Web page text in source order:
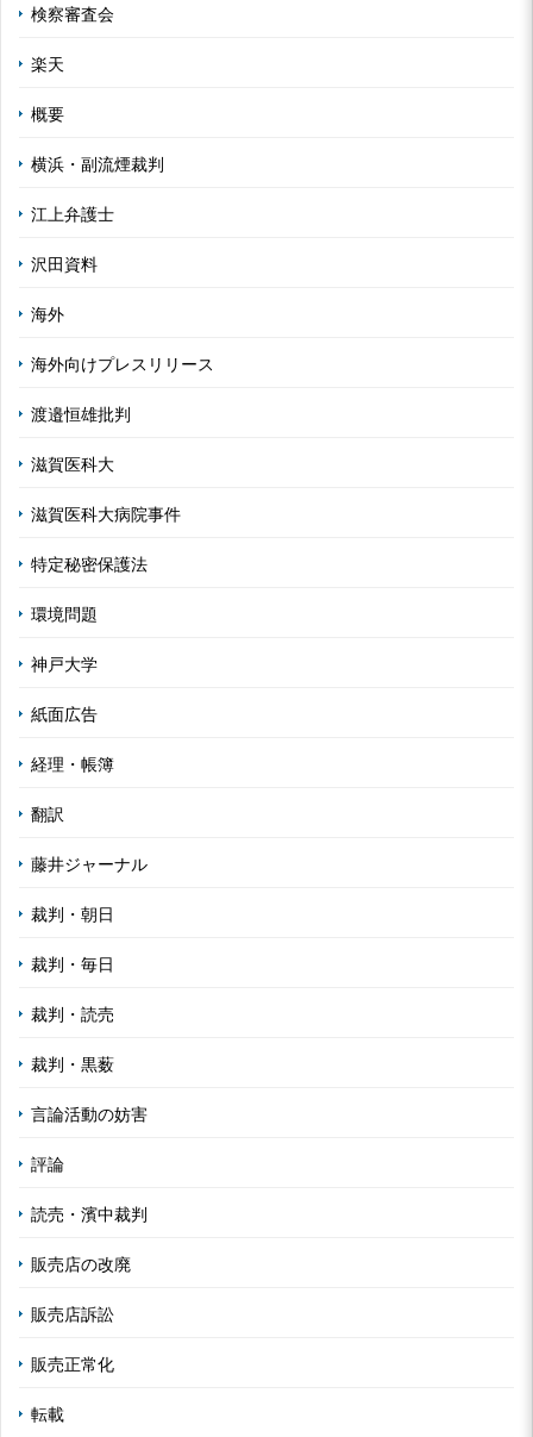
検察審査会
楽天
概要
横浜・副流煙裁判
江上弁護士
沢田資料
海外
海外向けプレスリリース
渡邉恒雄批判
滋賀医科大
滋賀医科大病院事件
特定秘密保護法
環境問題
神戸大学
紙面広告
経理・帳簿
翻訳
藤井ジャーナル
裁判・朝日
裁判・毎日
裁判・読売
裁判・黒薮
言論活動の妨害
評論
読売・濱中裁判
販売店の改廃
販売店訴訟
販売正常化
転載